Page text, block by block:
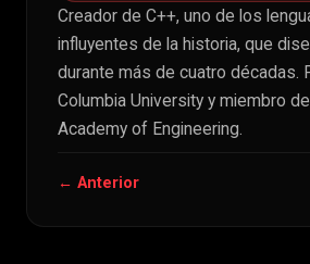
Creador de C++, uno de los
influyentes de la historia, que
durante más de cuatro décadas.
Columbia University y miembro
Academy of Engineering.
← Anterior